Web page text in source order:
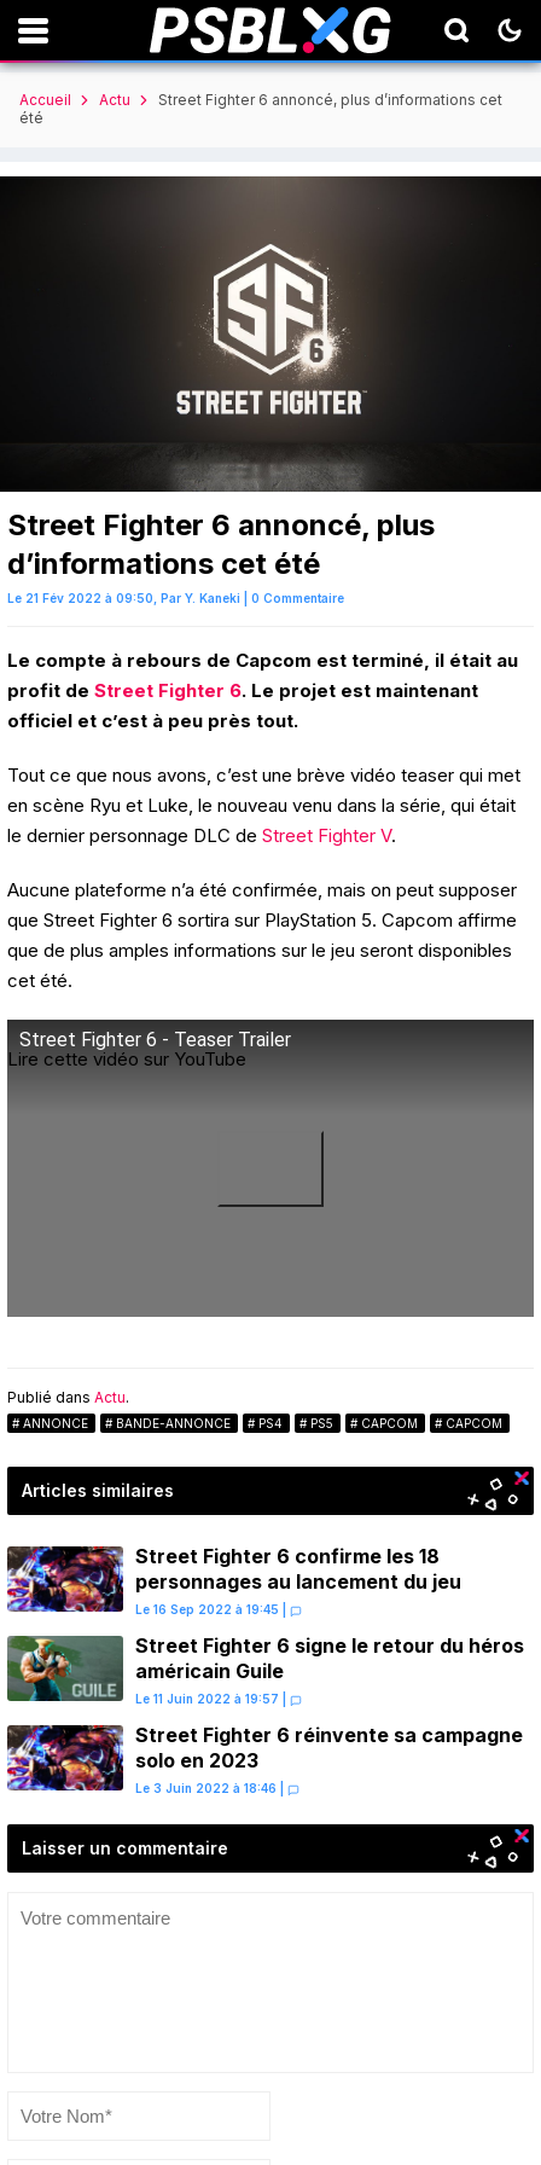
Accueil Actu
Street Fighter 6 annoncé, plus d’informations cet
été
Street Fighter 6 annoncé, plus
d’informations cet été
Le 21 Fév 2022 à 09:50, Par Y. Kaneki 0 Commentaire
Le compte à rebours de Capcom est terminé, il était au
profit de Street Fighter 6. Le projet est maintenant
officiel et c’est à peu près tout.
Tout ce que nous avons, c’est une brève vidéo teaser qui met
en scène Ryu et Luke, le nouveau venu dans la série, qui était
le dernier personnage DLC de Street Fighter V.
Aucune plateforme n’a été confirmée, mais on peut supposer
que Street Fighter 6 sortira sur PlayStation 5. Capcom affirme
que de plus amples informations sur le jeu seront disponibles
cet été.
Street Fighter 6 - Teaser Trailer
Lire cette vidéo sur YouTube
Publié dans Actu.
ANNONCE BANDE-ANNONCE PS4 PS5 CAPCOM CAPCOM
Articles similaires
Street Fighter 6 confirme les 18
personnages au lancement du jeu
Le 16 Sep 2022 à 19:45
Street Fighter 6 signe le retour du héros
américain Guile
Le 11 Juin 2022 à 19:57
Street Fighter 6 réinvente sa campagne
solo en 2023
Le 3 Juin 2022 à 18:46
Laisser un commentaire